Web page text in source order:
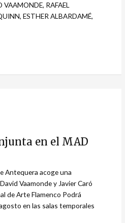
VAAMONDE, RAFAEL
ESTHER ALBARDAMÉ,
en el MAD
Antequera acoge una
Vaamonde y Javier Caró
de Arte Flamenco Podrá
en las salas temporales